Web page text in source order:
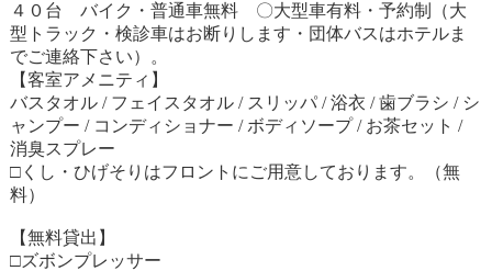
４０台 バイク・普通車無料 〇大型車有料・予約制（大
型トラック・検診車はお断りします・団体バスはホテルま
でご連絡下さい）。
【客室アメニティ】
バスタオル / フェイスタオル / スリッパ / 浴衣 / 歯ブラシ / シ
ャンプー / コンディショナー / ボディソープ / お茶セット /
消臭スプレー
□くし・ひげそりはフロントにご用意しております。（無
料）
【無料貸出】
□ズボンプレッサー